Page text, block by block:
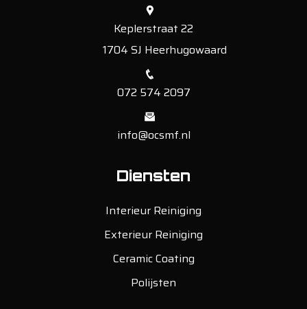
Keplerstraat 22
1704 SJ Heerhugowaard
072 574 2097
info@ocsmf.nl
Diensten
Interieur Reiniging
Exterieur Reiniging
Ceramic Coating
Polijsten